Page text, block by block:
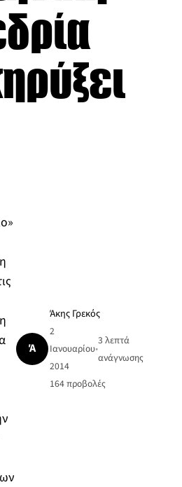
Ά
Άκης Γρεκός
2
Ιανουαρίου
2014
•
3 λεπτά
ανάγνωσης
164προβολές